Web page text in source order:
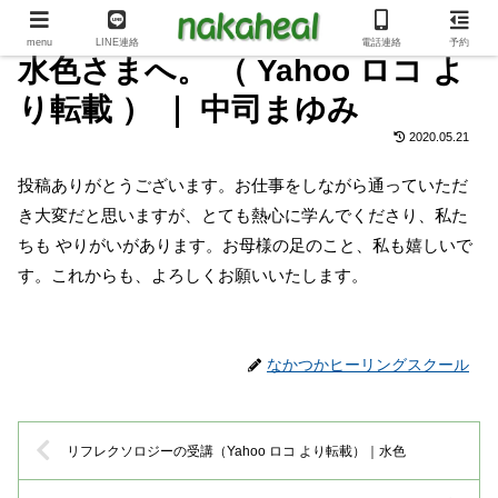
水色さまへ。 （ Yahoo ロコ よ
り転載 ） ｜ 中司まゆみ
2020.05.21
投稿ありがとうございます。お仕事をしながら通っていただ
き大変だと思いますが、とても熱心に学んでくださり、私た
ちも やりがいがあります。お母様の足のこと、私も嬉しいで
す。これからも、よろしくお願いいたします。
なかつかヒーリングスクール
リフレクソロジーの受講（Yahoo ロコ より転載）｜水色
menu LINE連絡 電話連絡 予約